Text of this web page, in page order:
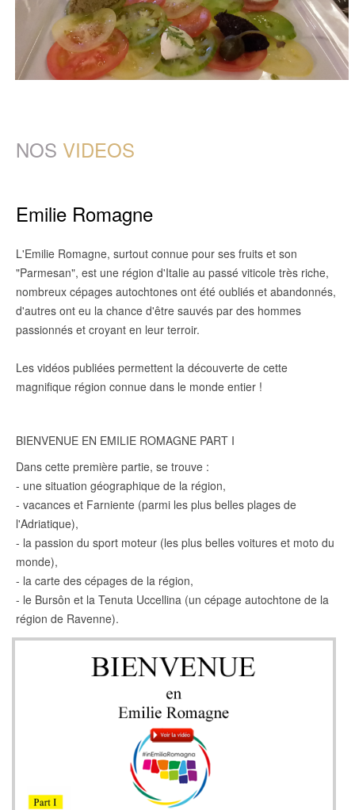
NOS VIDEOS
Emilie Romagne
L'Emilie Romagne, surtout connue pour ses fruits et son
"Parmesan", est une région d'Italie au passé viticole très riche,
nombreux cépages autochtones ont été oubliés et abandonnés,
d'autres ont eu la chance d'être sauvés par des hommes
passionnés et croyant en leur terroir.
Les vidéos publiées permettent la découverte de cette
magnifique région connue dans le monde entier !
BIENVENUE EN EMILIE ROMAGNE PART I
Dans cette première partie, se trouve :
- une situation géographique de la région,
- vacances et Farniente (parmi les plus belles plages de
l'Adriatique),
- la passion du sport moteur (les plus belles voitures et moto du
monde),
- la carte des cépages de la région,
- le Bursôn et la Tenuta Uccellina (un cépage autochtone de la
région de Ravenne).